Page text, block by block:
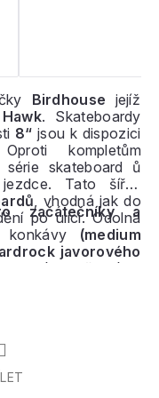
Birdhouse jejíž
. Skateboardy
8“ jsou k dispozici
kompletům
skateboard ů
Tato šířka
, vhodná jak do
po ulici. Odolná
konkávy (medium
javorového
černými,
začátečníky a